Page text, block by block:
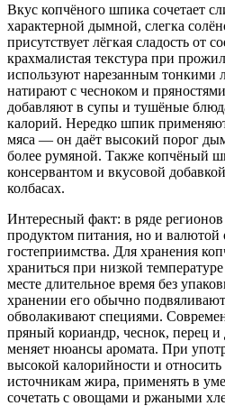
Вкус копчёного шпика сочетает
характерной дымной, слегка
присутствует лёгкая сладость от
крахмалистая текстура при
используют нарезанным тонкими
натирают с чесноком и
добавляют в супы и тушёные
калорий. Нередко шпик
мяса — он даёт высокий порог
более румяной. Также копчёный
консервантом и вкусовой
колбасах.
Интересный факт: в ряде
продуктом питания, но и
гостеприимства. Для хранения
храниться при низкой
месте длительное время без
хранении его обычно
обволакивают специями.
пряный кориандр, чеснок, перец и
меняет нюансы аромата. При
высокой калорийности и
источникам жира, применять в
сочетать с овощами и ржаными